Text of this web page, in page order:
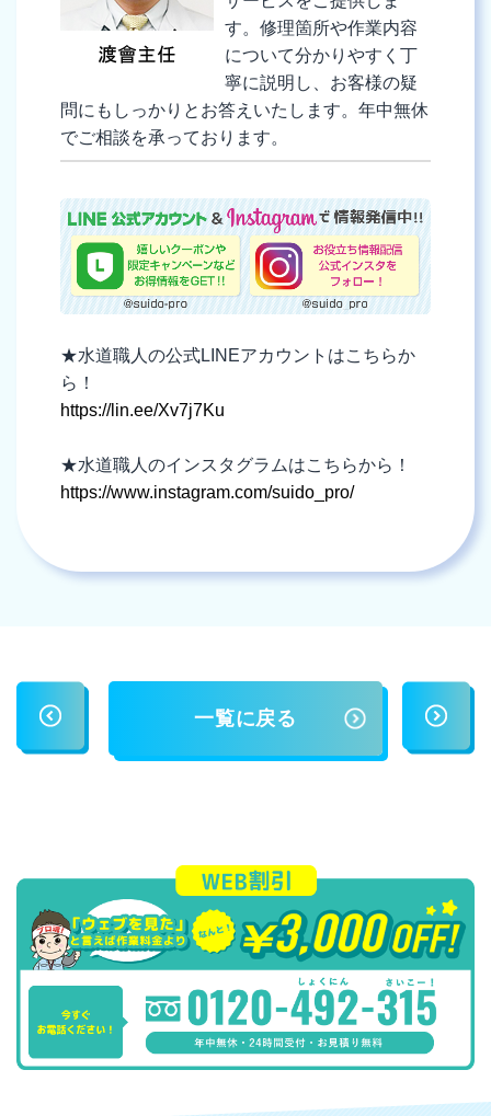
す。修理箇所や作業内容
について分かりやすく丁
寧に説明し、お客様の疑
問にもしっかりとお答えいたします。年中無休
でご相談を承っております。
★水道職人の公式LINEアカウントはこちらか
ら！
https://lin.ee/Xv7j7Ku
★水道職人のインスタグラムはこちらから！
https://www.instagram.com/suido_pro/
一覧に戻る